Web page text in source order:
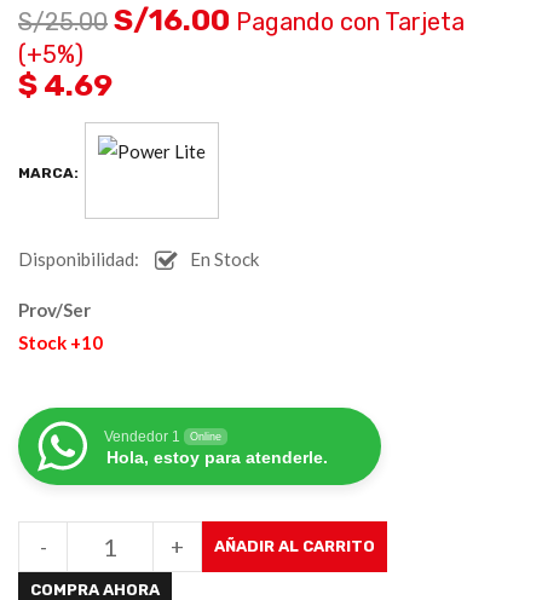
S/25.00 S/16.00 Pagando con Tarjeta
(+5%)
$ 4.69
MARCA:
Disponibilidad: En Stock
Prov/Ser
Stock +10
Vendedor 1 Online
Hola, estoy para atenderle.
+
- AÑADIR AL CARRITO
COMPRA AHORA